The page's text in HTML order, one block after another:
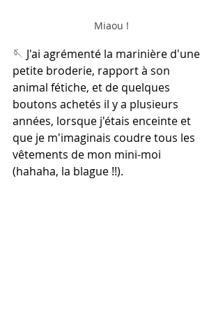
Miaou !
🪡 J'ai agrémenté la marinière d'une
petite broderie, rapport à son
animal fétiche, et de quelques
boutons achetés il y a plusieurs
années, lorsque j'étais enceinte et
que je m'imaginais coudre tous les
vêtements de mon mini-moi
(hahaha, la blague !!).